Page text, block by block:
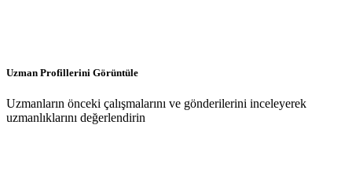
Uzman Profillerini Görüntüle
Uzmanların önceki çalışmalarını ve gönderilerini inceleyerek
uzmanlıklarını değerlendirin